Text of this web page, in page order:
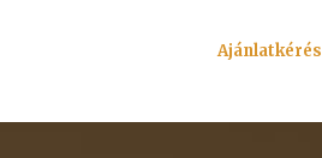
Ajánlatkérés